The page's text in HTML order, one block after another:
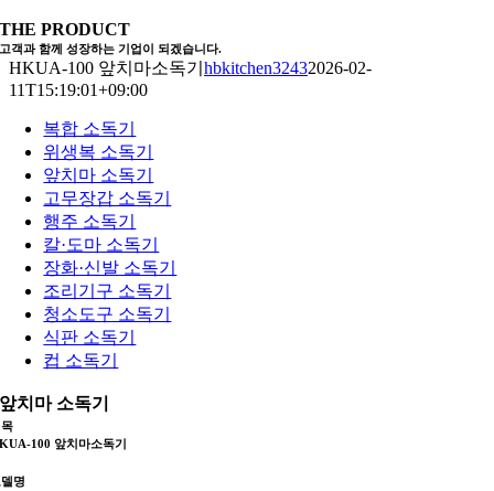
THE PRODUCT
고객과 함께 성장하는 기업이 되겠습니다.
HKUA-100 앞치마소독기 hbkitchen32432026-02-
11T15:19:01+09:00
복합 소독기
위생복 소독기
앞치마 소독기
고무장갑 소독기
행주 소독기
칼·도마 소독기
장화·신발 소독기
조리기구 소독기
청소도구 소독기
식판 소독기
컵 소독기
앞치마 소독기
100 앞치마소독기
명